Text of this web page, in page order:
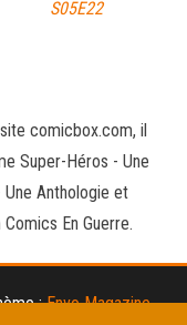
S05E22
comicbox.com, il
Super-Héros - Une
Anthologie et
En Guerre.
:Envo Magazine